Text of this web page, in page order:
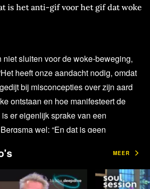
is het anti-gif voor het gif dat woke
niet sluiten voor de woke-beweging,
heeft onze aandacht nodig, omdat
bij misconcepties over zijn aard
ontstaan en hoe manifesteert de
er eigenlijk sprake van een
wel: “En dat is geen
om woke ongehinderd zijn gang te
de columnist. “Bestrijd het monster met
MEER